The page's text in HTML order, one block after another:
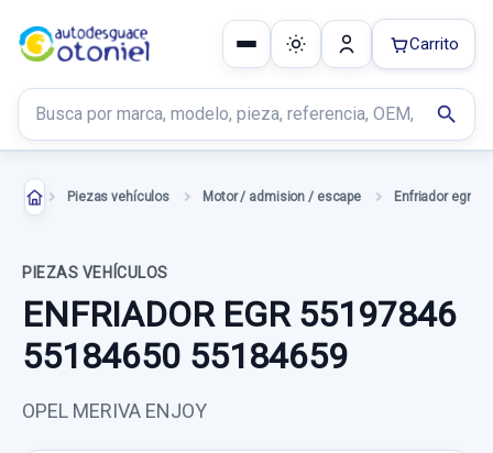
Buscar productos
search
Carrito
Piezas vehículos Motor / admision / escape Enfriador egr
PIEZAS VEHÍCULOS
ENFRIADOR EGR 55197846
55184650 55184659
OPEL MERIVA ENJOY